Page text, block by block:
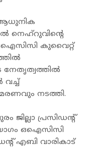
ആധുനിക
നെഹ്‌റുവിന്റെ
ഒഐസിസി കുവൈറ്റ്
നേതൃത്വത്തിൽ
നടത്തി.
പ്രസിഡന്റ്
ഒഐസിസി
എബി വാരികാട്